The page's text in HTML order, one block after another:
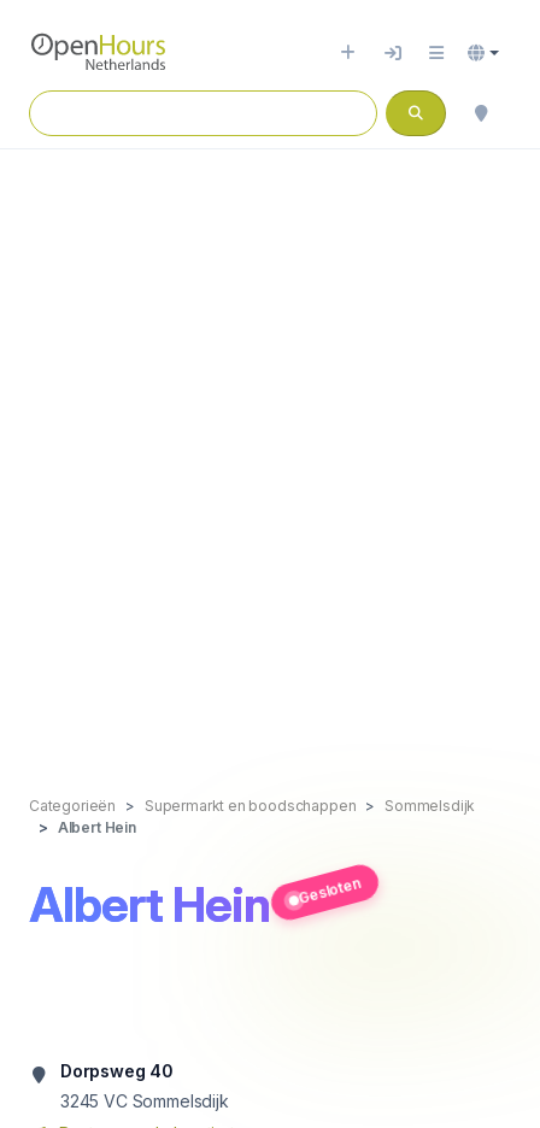
Categorieën Supermarkt en boodschappen
Sommelsdijk
Albert Hein
Albert Hein Gesloten
Dorpsweg 40
3245 VC Sommelsdijk